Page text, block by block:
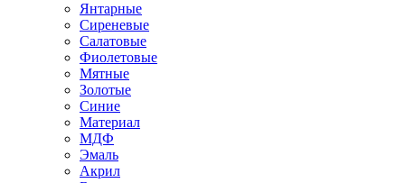
Янтарные
Сиреневые
Салатовые
Фиолетовые
Мятные
Золотые
Синие
Материал
МДФ
Эмаль
Акрил